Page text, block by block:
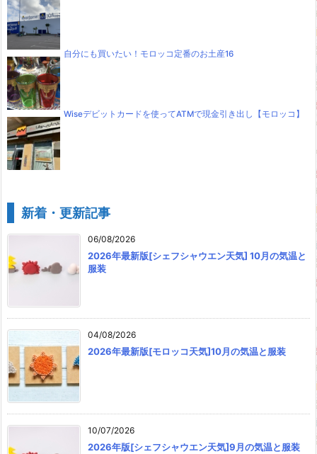
自分にも買いたい！モロッコ定番のお土産16
Wiseデビットカードを使ってATMで現金引き出し【モロッコ】
新着・更新記事
06/08/2026
2026年最新版[シェフシャウエン天気] 10月の気温と
服装
04/08/2026
2026年最新版[モロッコ天気]10月の気温と服装
10/07/2026
2026年版[シェフシャウエン天気]9月の気温と服装